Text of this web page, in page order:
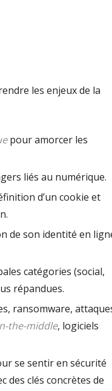
les enjeux de la
pour amorcer les
liés au numérique.
d’un cookie et
de son identité en
catégories (social,
répandues.
ransomware,
the-middle, logiciels
se sentir en sécurité
des clés concrètes de